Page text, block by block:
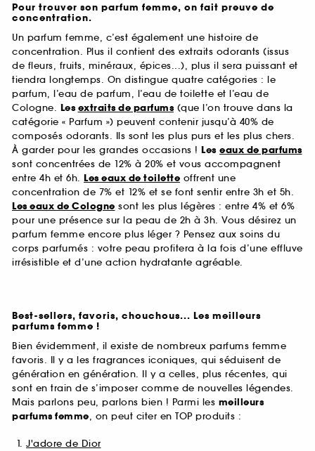
Pour trouver son parfum femme, on fait preuve de
concentration.
Un parfum femme, c’est également une histoire de
concentration. Plus il contient des extraits odorants (issus
de fleurs, fruits, minéraux, épices...), plus il sera puissant et
tiendra longtemps. On distingue quatre catégories : le
parfum, l’eau de parfum, l’eau de toilette et l’eau de
Cologne. Lesextraits de parfums(que l’on trouve dans la
catégorie « Parfum ») peuvent contenir jusqu’à 40% de
composés odorants. Ils sont les plus purs et les plus chers.
À garder pour les grandes occasions ! Les eaux de parfums
sont concentrées de 12% à 20% et vous accompagnent
entre 4h et 6h. Les eaux de toilette offrent une
concentration de 7% et 12% et se font sentir entre 3h et 5h.
Les eaux de Cologne sont les plus légères : entre 4% et 6%
pour une présence sur la peau de 2h à 3h. Vous désirez un
parfum femme encore plus léger ? Pensez aux soins du
corps parfumés : votre peau profitera à la fois d’une effluve
irrésistible et d’une action hydratante agréable.
Best-sellers, favoris, chouchous... Les meilleurs
parfums femme !
Bien évidemment, il existe de nombreux parfums femme
favoris. Il y a les fragrances iconiques, qui séduisent de
génération en génération. Il y a celles, plus récentes, qui
sont en train de s’imposer comme de nouvelles légendes.
Mais parlons peu, parlons bien ! Parmi les meilleurs
parfumsfemme, on peut citer en TOP produits :
J'adore de Dior